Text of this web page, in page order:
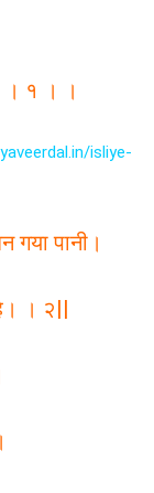
। १ । ।
isliye-
गया पानी।
। २||